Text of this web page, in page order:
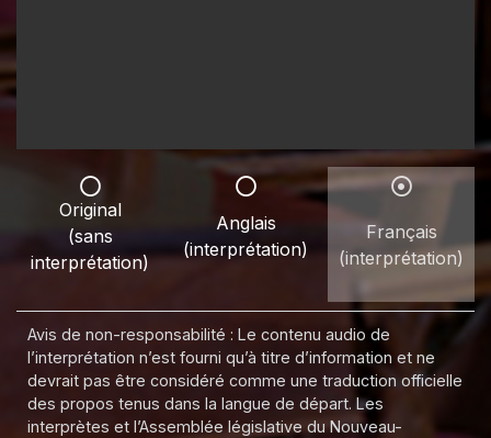
Original
(sans
interprétation)
Anglais
(interprétation)
Français
(interprétation)
Avis de non-responsabilité : Le contenu audio de
l’interprétation n’est fourni qu’à titre d’information et ne
devrait pas être considéré comme une traduction officielle
des propos tenus dans la langue de départ. Les
interprètes et l’Assemblée législative du Nouveau-